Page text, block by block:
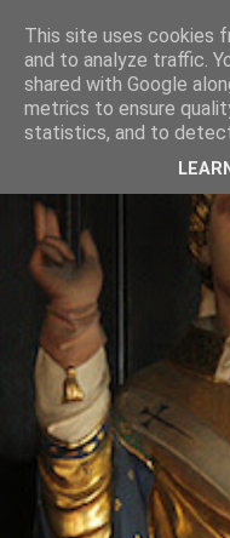
This site uses cookies
and to analyze traffic.
shared with Google
metrics to ensure
statistics, and to